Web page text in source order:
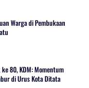
Warga di Pembukaan
80, KDM: Momentum
di Urus Kota Ditata